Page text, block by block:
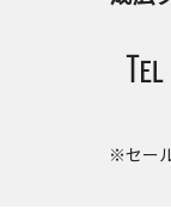
℡
※セー